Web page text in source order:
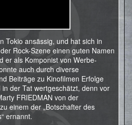
Tokio ansässig, und hat sich in
Rock-Szene einen guten Namen
er als Komponist von Werbe-
auch durch diverse
Beiträge zu Kinofilmen Erfolge
der Tat wertgeschätzt, denn vor
FRIEDMAN von der
einem der „Botschafter des
ernannt.